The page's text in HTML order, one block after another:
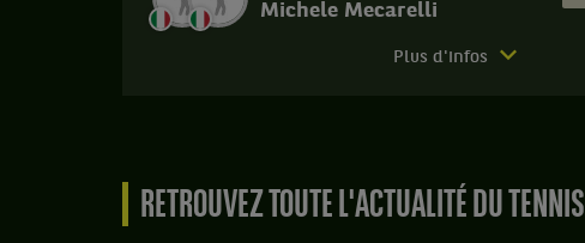
Michele Mecarelli
de
Plus d'infos
RETROUVEZ TOUTE L'ACTUALITÉ DU TENNIS